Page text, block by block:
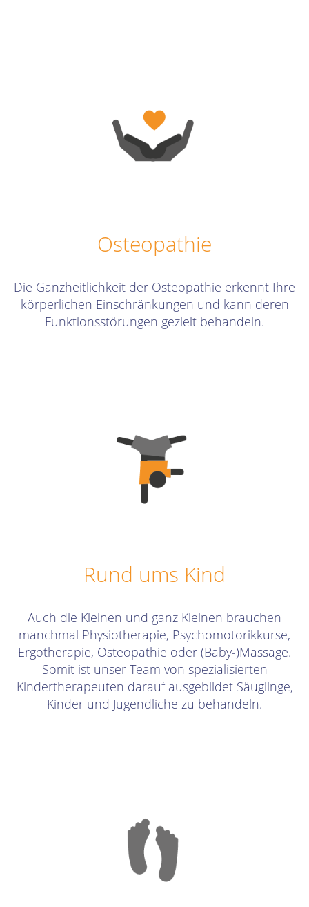
Osteopathie
Die Ganzheitlichkeit der Osteopathie erkennt Ihre
körperlichen Einschränkungen und kann deren
Funktionsstörungen gezielt behandeln.
Rund ums Kind
Auch die Kleinen und ganz Kleinen brauchen
manchmal Physiotherapie, Psychomotorikkurse,
Ergotherapie, Osteopathie oder (Baby-)Massage.
Somit ist unser Team von spezialisierten
Kindertherapeuten darauf ausgebildet Säuglinge,
Kinder und Jugendliche zu behandeln.